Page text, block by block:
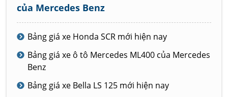
của Mercedes Benz
Bảng giá xe Honda SCR mới hiện nay
Bảng giá xe ô tô Mercedes ML400 của Mercedes
Benz
Bảng giá xe Bella LS 125 mới hiện nay